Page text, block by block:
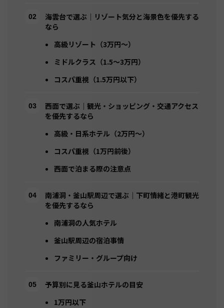
海雲台で選ぶ｜リゾート気分と海景色を優先する
なら
高級リゾート（3万円〜）
ミドルクラス（1.5〜3万円）
コスパ重視（1.5万円以下）
西面で選ぶ｜観光・ショッピング・交通アクセス
を優先するなら
高級・日系ホテル（2万円〜）
コスパ重視（1万円前後）
西面で泊まる際の注意点
南浦洞・釜山駅周辺で選ぶ｜下町情緒と港町観光
を優先するなら
南浦洞の人気ホテル
釜山駅周辺の宿泊事情
ファミリー・グループ向け
予算別に見る釜山ホテルの目安
1万円以下